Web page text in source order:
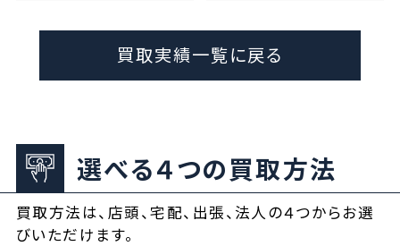
買取実績一覧に戻る
選べる４つの買取方法
買取方法は、店頭、宅配、出張、法人の４つからお選
びいただけます。